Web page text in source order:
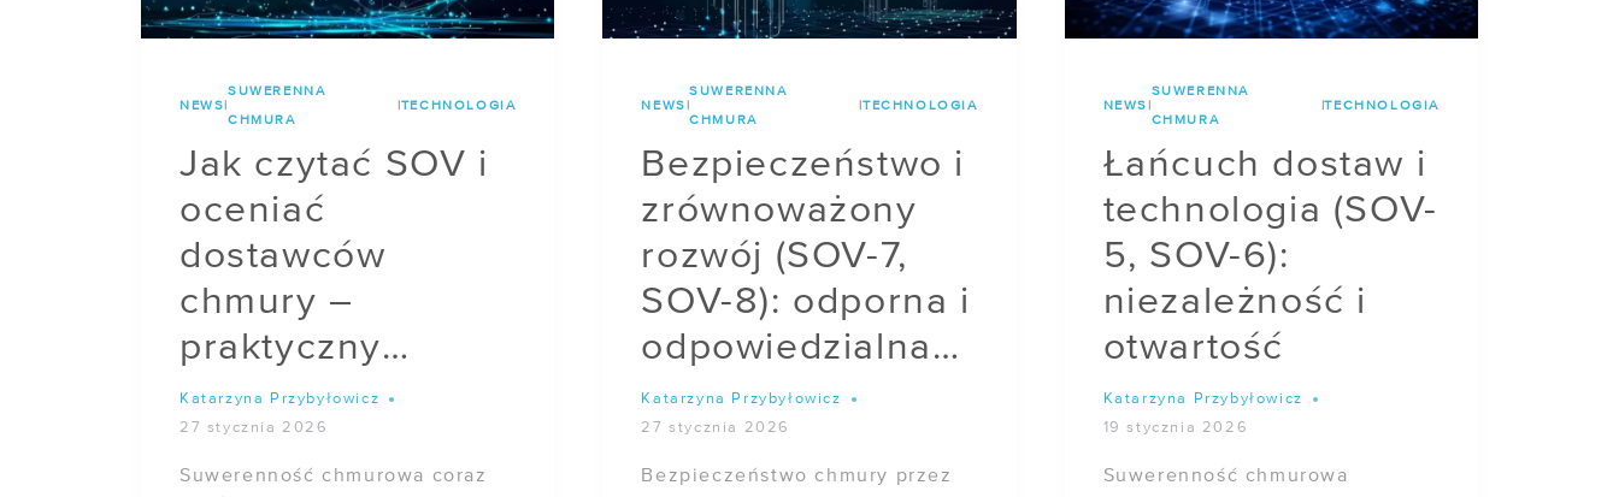
PODSUMOWANIE)
NEWS|
SUWERENNA
CHMURA
|TECHNOLOGIA
Jak czytać SOV i
oceniać
dostawców
chmury –
praktyczny
przewodnik dla
klientów
Katarzyna Przybyłowicz
27 stycznia 2026
Suwerenność chmurowa coraz
NEWS |
SUWERENNA
CHMURA
|TECHNOLOGIA
Bezpieczeństwo i
zrównoważony
rozwój (SOV-7,
SOV-8): odporna i
odpowiedzialna
chmura
Katarzyna Przybyłowicz
27 stycznia 2026
Bezpieczeństwo chmury przez
NEWS |
SUWERENNA
CHMURA
|TECHNOLOGIA
Łańcuch dostaw i
technologia (SOV-
5, SOV-6):
niezależność i
otwartość
Katarzyna Przybyłowicz
19 stycznia 2026
Suwerenność chmurowa